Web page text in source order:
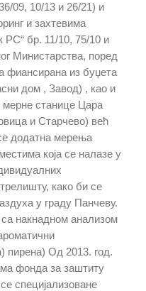
09, 10/13 и 26/21) и
и захтевима
РС“ бр. 11/10, 75/10 и
Министарства, поред
фиансирана из буџета
дом , Завод) , као и
мерне станице Цара
и Старчево) већ
додатна мерења
која се налазе у
како би се
у граду Панчеву.
накнадном анализом
пирена) Од 2013. год.
фонда за заштиту
специјализоване